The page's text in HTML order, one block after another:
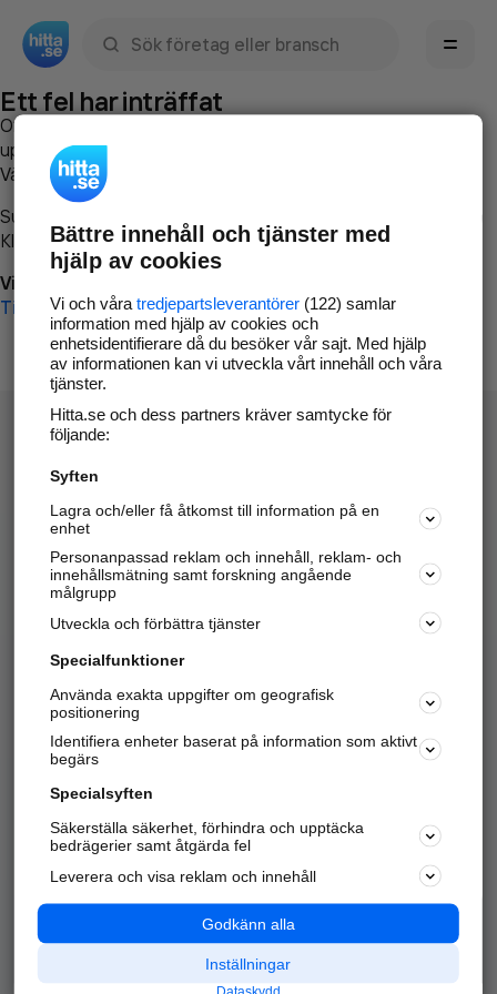
Ett fel har inträffat
Om du vill kan du
uppstod så att vi lättare och snabbare kan avhjälpa det.
Vänligen försök med följande:
Surfa till
Klicka påTillbaka-knappen i webbläsaren och försök igen
Vi beklagar besväret!
Till startsidan
Hitta.se - Gratis nummerupplysning.
Sök företag, personer och platser.
Hitta telefonnummer, adresser, företagsinfo mm.
Marknadsför företaget
Kom igång och annonsera mot
samarbetspartners nära dig.
Alla kategorier
Populära sökningar
API & Kartor
Annonsera
Integritet
Nödnummer
Bättre innehåll och tjänster med
hjälp av cookies
Vi och våra tredjepartsleverantörer(122) samlar
information med hjälp av cookies och
enhetsidentifierare då du besöker vår sajt. Med hjälp
av informationen kan vi utveckla vårt innehåll och våra
tjänster.
Hitta.se och dess partners kräver samtycke för
följande:
Syften
Lagra och/eller få åtkomst till information på en
enhet
Personanpassad reklam och innehåll, reklam- och
innehållsmätning samt forskning angående
målgrupp
Utveckla och förbättra tjänster
Specialfunktioner
Använda exakta uppgifter om geografisk
positionering
Identifiera enheter baserat på information som aktivt
begärs
Specialsyften
Säkerställa säkerhet, förhindra och upptäcka
bedrägerier samt åtgärda fel
Leverera och visa reklam och innehåll
Godkänn alla
Inställningar
Dataskydd